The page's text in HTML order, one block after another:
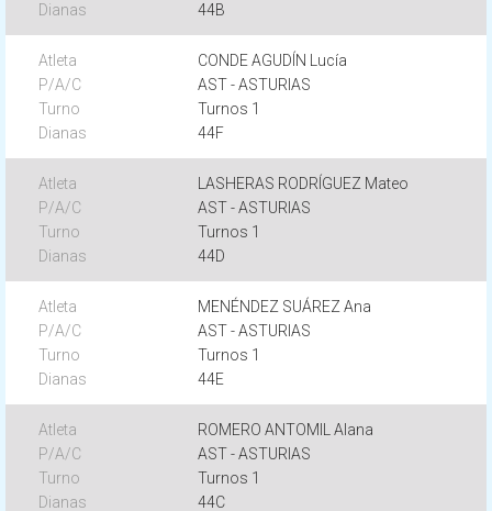
44B
CONDE AGUDÍN Lucía
AST - ASTURIAS
Turnos 1
44F
LASHERAS RODRÍGUEZ Mateo
AST - ASTURIAS
Turnos 1
44D
MENÉNDEZ SUÁREZ Ana
AST - ASTURIAS
Turnos 1
44E
ROMERO ANTOMIL Alana
AST - ASTURIAS
Turnos 1
44C